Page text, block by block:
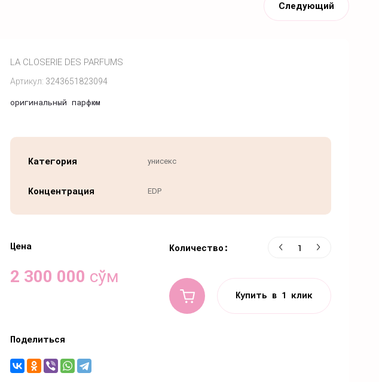
Следующий
Артикул: 3243651823094
LA CLOSERIE DES PARFUMS
оригинальный парфюм
Цена
2 300 000 сўм
Количество:
Купить в 1 клик
Категория унисекс
Концентрация EDP
Поделиться